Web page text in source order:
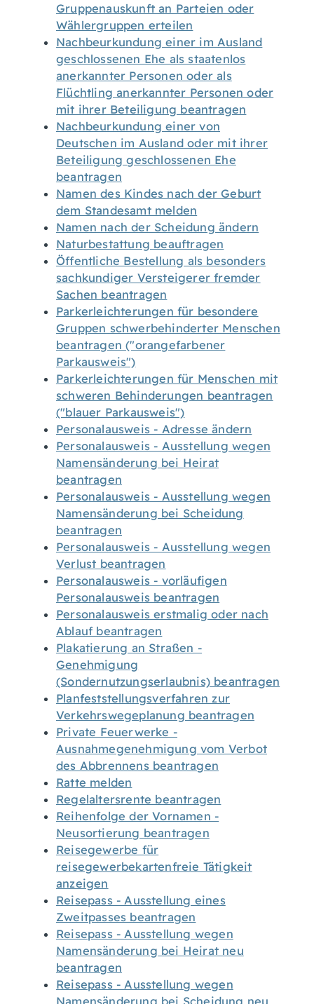
Gruppenauskunft an Parteien oder
Wählergruppen erteilen
Nachbeurkundung einer im Ausland
geschlossenen Ehe als staatenlos
anerkannter Personen oder als
Flüchtling anerkannter Personen oder
mit ihrer Beteiligung beantragen
Nachbeurkundung einer von
Deutschen im Ausland oder mit ihrer
Beteiligung geschlossenen Ehe
beantragen
Namen des Kindes nach der Geburt
dem Standesamt melden
Namen nach der Scheidung ändern
Naturbestattung beauftragen
Öffentliche Bestellung als besonders
sachkundiger Versteigerer fremder
Sachen beantragen
Parkerleichterungen für besondere
Gruppen schwerbehinderter Menschen
beantragen ("orangefarbener
Parkausweis")
Parkerleichterungen für Menschen mit
schweren Behinderungen beantragen
("blauer Parkausweis")
Personalausweis - Adresse ändern
Personalausweis - Ausstellung wegen
Namensänderung bei Heirat
beantragen
Personalausweis - Ausstellung wegen
Namensänderung bei Scheidung
beantragen
Personalausweis - Ausstellung wegen
Verlust beantragen
Personalausweis - vorläufigen
Personalausweis beantragen
Personalausweis erstmalig oder nach
Ablauf beantragen
Plakatierung an Straßen -
Genehmigung
(Sondernutzungserlaubnis) beantragen
Planfeststellungsverfahren zur
Verkehrswegeplanung beantragen
Private Feuerwerke -
Ausnahmegenehmigung vom Verbot
des Abbrennens beantragen
Ratte melden
Regelaltersrente beantragen
Reihenfolge der Vornamen -
Neusortierung beantragen
Reisegewerbe für
reisegewerbekartenfreie Tätigkeit
anzeigen
Reisepass - Ausstellung eines
Zweitpasses beantragen
Reisepass - Ausstellung wegen
Namensänderung bei Heirat neu
beantragen
Reisepass - Ausstellung wegen